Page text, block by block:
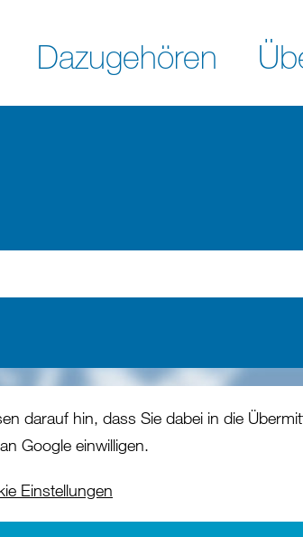
Dazugehören
darauf hin, dass Sie dabei in die
Google einwilligen.
Einstellungen